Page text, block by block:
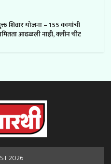
शिवार योजना – 155 कामांची
आढळली नाही, क्लीन चीट
2026